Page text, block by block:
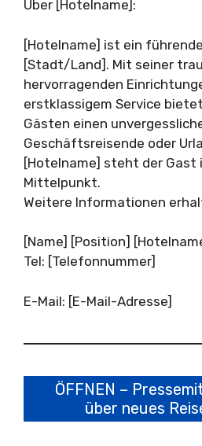
Über [Hotelname]:
[Hotelname] ist ein
[Stadt/Land]. Mit seiner
hervorragenden
erstklassigem Service
Gästen einen
Geschäftsreisende oder
[Hotelname] steht der Gast
Mittelpunkt.
Weitere Informationen
[Name] [Position]
Tel: [Telefonnummer]
E-Mail: [E-Mail-Adresse]
ÖFFNEN –
über neues